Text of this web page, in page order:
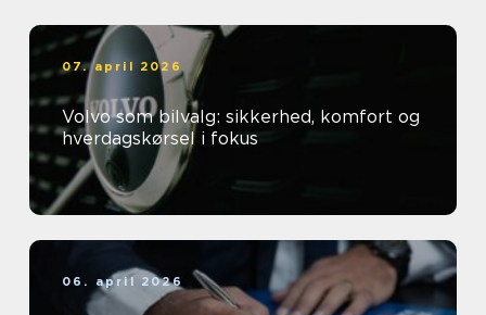
07. april 2026
Volvo som bilvalg: sikkerhed, komfort og
hverdagskørsel i fokus
06. april 2026